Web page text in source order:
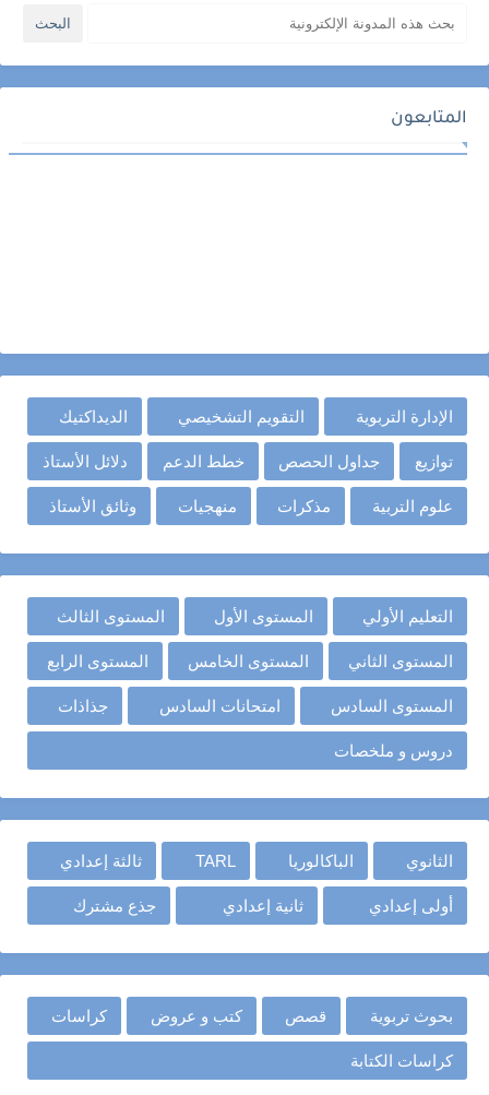
المتابعون
الإدارة التربوية التقويم التشخيصي الديداكتيك
توازيع جداول الحصص خطط الدعم دلائل الأستاذ
علوم التربية مذكرات منهجيات وثائق الأستاذ
التعليم الأولي المستوى الأول المستوى الثالث
المستوى الثاني المستوى الخامس المستوى الرابع
المستوى السادس امتحانات السادس جذاذات
دروس و ملخصات
الثانوي الباكالوريا TARL ثالثة إعدادي
أولى إعدادي ثانية إعدادي جذع مشترك
بحوث تربوية قصص كتب و عروض كراسات
كراسات الكتابة